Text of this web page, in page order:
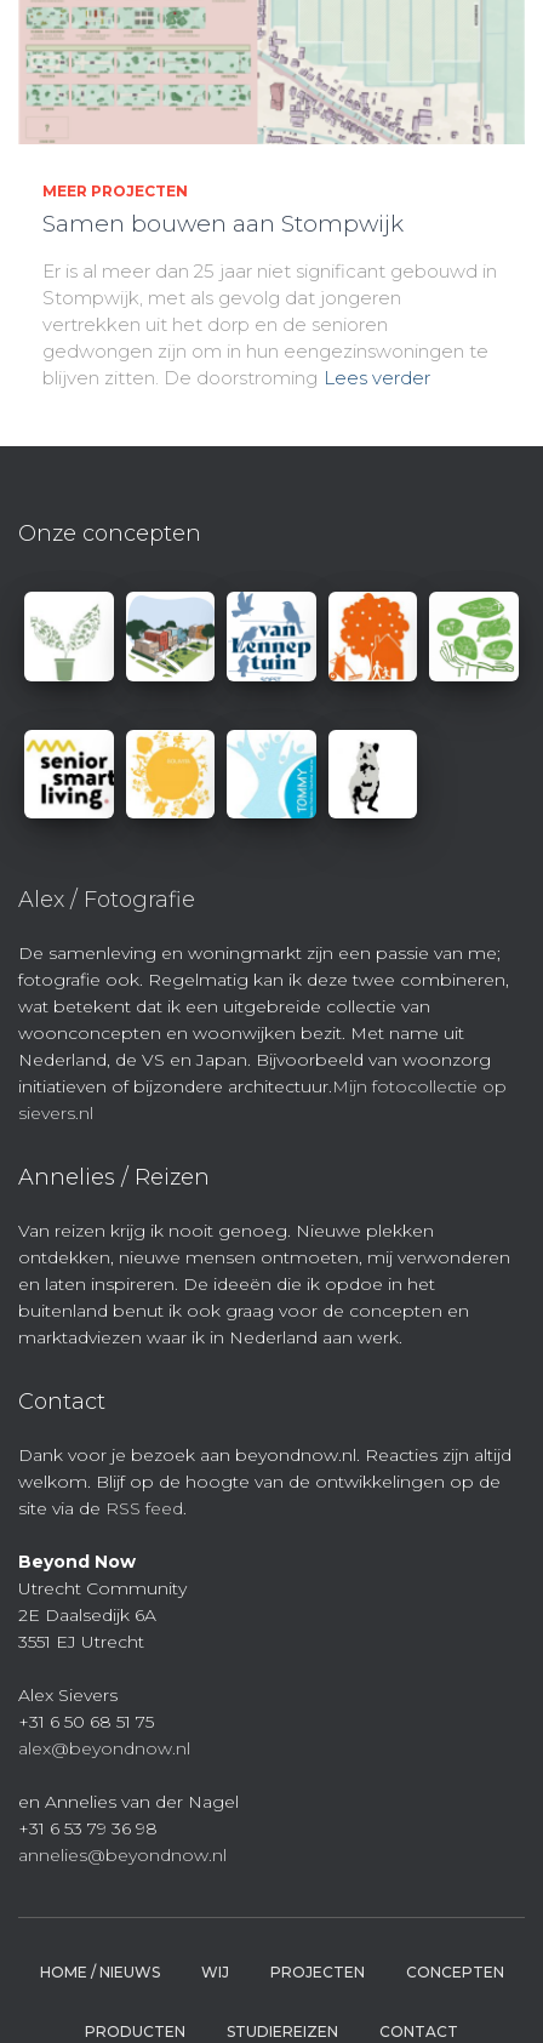
MEER PROJECTEN
Samen bouwen aan Stompwijk
Er is al meer dan 25 jaar niet significant gebouwd in
Stompwijk, met als gevolg dat jongeren
vertrekken uit het dorp en de senioren
gedwongen zijn om in hun eengezinswoningen te
blijven zitten. De doorstroming Lees verder
Onze concepten
Alex / Fotografie
De samenleving en woningmarkt zijn een passie van me;
fotografie ook. Regelmatig kan ik deze twee combineren,
wat betekent dat ik een uitgebreide collectie van
woonconcepten en woonwijken bezit. Met name uit
Nederland, de VS en Japan. Bijvoorbeeld van woonzorg
initiatieven of bijzondere architectuur.Mijn fotocollectie op
sievers.nl
Annelies / Reizen
Van reizen krijg ik nooit genoeg. Nieuwe plekken
ontdekken, nieuwe mensen ontmoeten, mij verwonderen
en laten inspireren. De ideeën die ik opdoe in het
buitenland benut ik ook graag voor de concepten en
marktadviezen waar ik in Nederland aan werk.
Contact
Dank voor je bezoek aan beyondnow.nl. Reacties zijn altijd
welkom. Blijf op de hoogte van de ontwikkelingen op de
site via de RSS feed.
Beyond Now
Utrecht Community
2E Daalsedijk 6A
3551 EJ Utrecht
Alex Sievers
+31 6 50 68 51 75
alex@beyondnow.nl
en Annelies van der Nagel
+31 6 53 79 36 98
annelies@beyondnow.nl
HOME / NIEUWS WIJ PROJECTEN CONCEPTEN
PRODUCTEN STUDIEREIZEN CONTACT